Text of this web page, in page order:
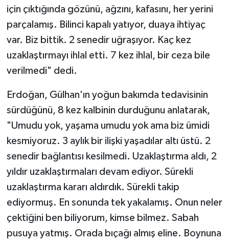
için çıktığında gözünü, ağzını, kafasını, her yerini
parçalamış. Bilinci kapalı yatıyor, duaya ihtiyaç
var. Biz bittik. 2 senedir uğraşıyor. Kaç kez
uzaklaştırmayı ihlal etti. 7 kez ihlal, bir ceza bile
verilmedi" dedi.
Erdoğan, Gülhan'ın yoğun bakımda tedavisinin
sürdüğünü, 8 kez kalbinin durduğunu anlatarak,
"Umudu yok, yaşama umudu yok ama biz ümidi
kesmiyoruz. 3 aylık bir ilişki yaşadılar altı üstü. 2
senedir bağlantısı kesilmedi. Uzaklaştırma aldı, 2
yıldır uzaklaştırmaları devam ediyor. Sürekli
uzaklaştırma kararı aldırdık. Sürekli takip
ediyormuş. En sonunda tek yakalamış. Onun neler
çektiğini ben biliyorum, kimse bilmez. Sabah
pusuya yatmış. Orada bıçağı almış eline. Boynuna